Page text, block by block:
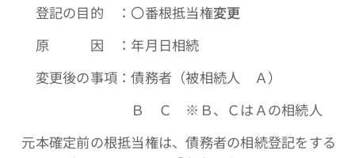
登記の目的 ：〇番根抵当権変更
原 因 ：年月日相続
変更後の事項：債務者（被相続人 Ａ）
Ｂ Ｃ ※Ｂ、ＣはＡの相続人
元本確定前の根抵当権は、債務者の相続登記をする